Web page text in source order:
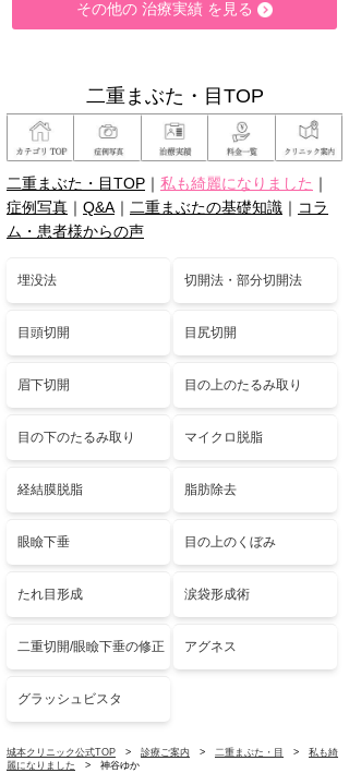
その他の 治療実績 を見る
二重まぶた・目TOP
二重まぶた・目TOP ｜ 私も綺麗になりました ｜
症例写真 ｜ Q&A ｜ 二重まぶたの基礎知識 ｜ コラ
ム・患者様からの声
埋没法 切開法・部分切開法
目頭切開 目尻切開
眉下切開 目の上のたるみ取り
目の下のたるみ取り マイクロ脱脂
経結膜脱脂 脂肪除去
眼瞼下垂 目の上のくぼみ
たれ目形成 涙袋形成術
二重切開/眼瞼下垂の修正 アグネス
グラッシュビスタ
城本クリニック公式TOP > 診療ご案内 > 二重まぶた・目 > 私も綺
麗になりました > 神谷ゆか